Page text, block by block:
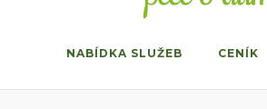
NABÍDKA SLUŽEB CENÍK